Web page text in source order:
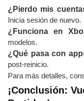
¿Pierdo mis
Inicia sesión de nuevo.
¿Funciona en
modelos.
¿Qué pasa con
post-reinicio.
Para más detalles,
¡Conclusión: